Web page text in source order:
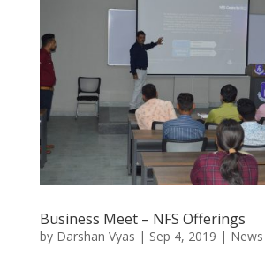
Business Meet – NFS Offerings
by Darshan Vyas | Sep 4, 2019 |